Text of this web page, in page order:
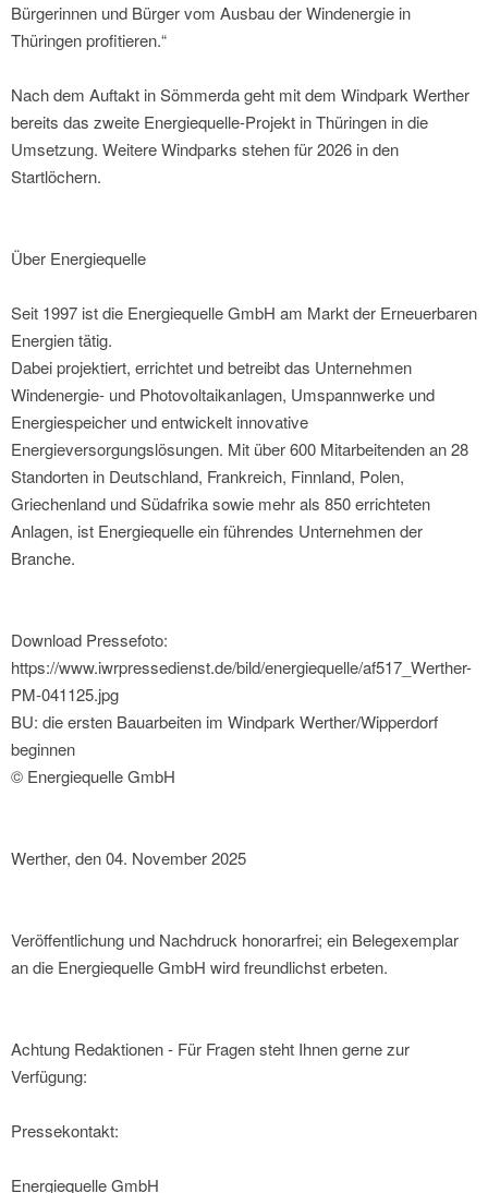
Bürgerinnen und Bürger vom Ausbau der Windenergie in
Thüringen profitieren.“
Nach dem Auftakt in Sömmerda geht mit dem Windpark Werther
bereits das zweite Energiequelle-Projekt in Thüringen in die
Umsetzung. Weitere Windparks stehen für 2026 in den
Startlöchern.
Über Energiequelle
Seit 1997 ist die Energiequelle GmbH am Markt der Erneuerbaren
Energien tätig.
Dabei projektiert, errichtet und betreibt das Unternehmen
Windenergie- und Photovoltaikanlagen, Umspannwerke und
Energiespeicher und entwickelt innovative
Energieversorgungslösungen. Mit über 600 Mitarbeitenden an 28
Standorten in Deutschland, Frankreich, Finnland, Polen,
Griechenland und Südafrika sowie mehr als 850 errichteten
Anlagen, ist Energiequelle ein führendes Unternehmen der
Branche.
Download Pressefoto:
https://www.iwrpressedienst.de/bild/energiequelle/af517_Werther-
PM-041125.jpg
BU: die ersten Bauarbeiten im Windpark Werther/Wipperdorf
beginnen
© Energiequelle GmbH
Werther, den 04. November 2025
Veröffentlichung und Nachdruck honorarfrei; ein Belegexemplar
an die Energiequelle GmbH wird freundlichst erbeten.
Achtung Redaktionen - Für Fragen steht Ihnen gerne zur
Verfügung:
Pressekontakt:
Energiequelle GmbH